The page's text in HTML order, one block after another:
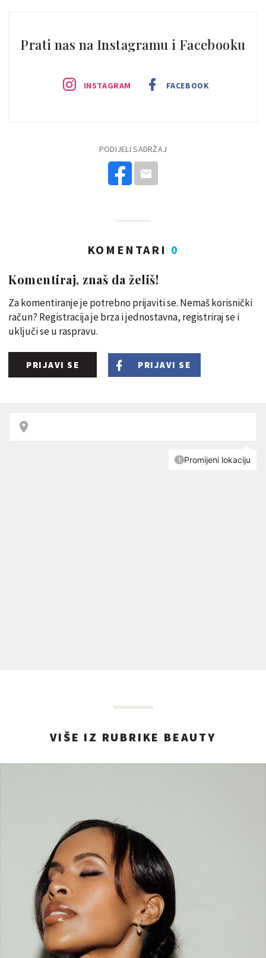
Prati nas na Instagramu i Facebooku
INSTAGRAM FACEBOOK
PODIJELI SADRŽAJ
KOMENTARI 0
Komentiraj, znaš da želiš!
Za komentiranje je potrebno prijaviti se. Nemaš korisnički
račun? Registracija je brza i jednostavna, registriraj se i
uključi se u raspravu.
PRIJAVI SE PRIJAVI SE
VIŠE IZ RUBRIKE BEAUTY